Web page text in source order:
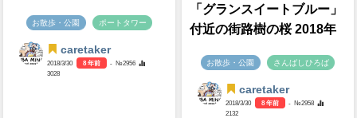
お散歩・公園 ポートタワー
caretaker
2018/3/30 8 年前
- №2956
3028
「グランスイートブルー」
付近の街路樹の桜 2018年
お散歩・公園 さんばしひろば
caretaker
2018/3/30 8 年前
- №2958
2132